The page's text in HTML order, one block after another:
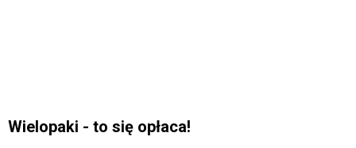
Wielopaki - to się opłaca!